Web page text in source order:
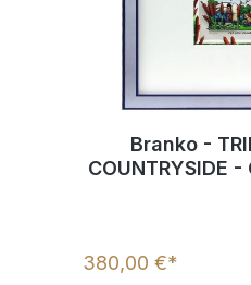
Branko -
COUNTRYSIDE
380,00 €*